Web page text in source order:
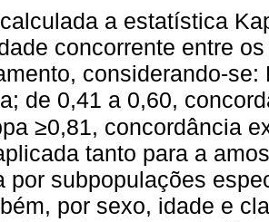
a estatística
concorrente entre
considerando-
de 0,41 a 0,60,
≥0,81, concordância
tanto para a
por subpopulações
por sexo, idade e